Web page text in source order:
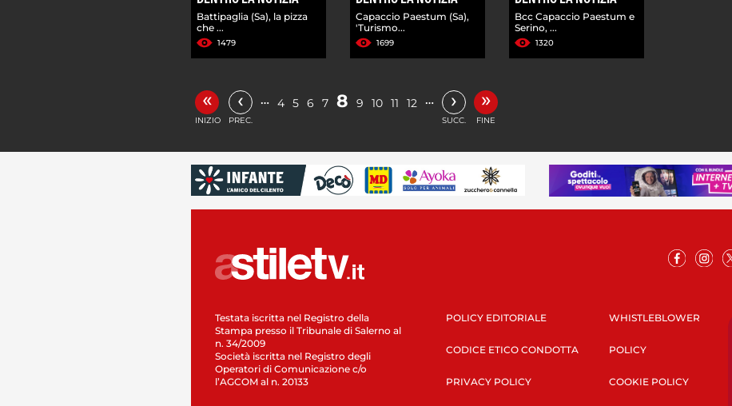
Battipaglia (Sa), la pizza
che ...
1479
Capaccio Paestum (Sa),
'Turismo...
1699
Bcc Capaccio Paestum e
Serino, ...
1320
«
INIZIO
‹
PREC.
… 4 5 6 7 8 9 10 11 12 … ›
SUCC.
»
FINE
Testata iscritta nel Registro della
Stampa presso il Tribunale di Salerno al
n. 34/2009
Società iscritta nel Registro degli
Operatori di Comunicazione c/o
l’AGCOM al n. 20133
POLICY EDITORIALE
CODICE ETICO CONDOTTA
PRIVACY POLICY
WHISTLEBLOWER
POLICY
COOKIE POLICY